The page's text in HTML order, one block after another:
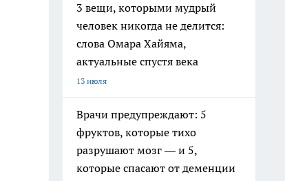
3 вещи, которыми мудрый
человек никогда не делится:
слова Омара Хайяма,
актуальные спустя века
13 июля
Врачи предупреждают: 5
фруктов, которые тихо
разрушают мозг — и 5,
которые спасают от деменции